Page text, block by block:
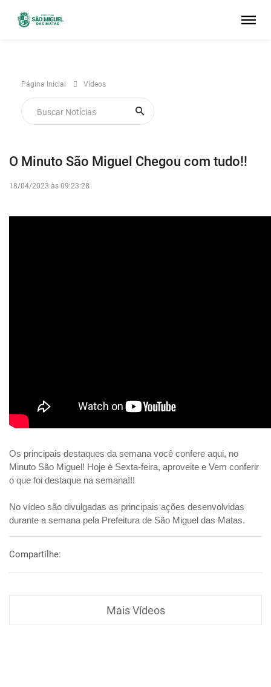
Página Inicial Vídeos
O Minuto São Miguel Chegou com tudo!!
18/04/2023 às 09:23:28
Os principais destaques da semana você confere aqui, no
Minuto São Miguel! Hoje é Sexta-feira, aproveite e Vem conferir
o que foi destaque na semana!!!
No vídeo são divulgadas as principais ações desenvolvidas
durante a semana pela Prefeitura de São Miguel das Matas.
Compartilhe:
Mais Vídeos